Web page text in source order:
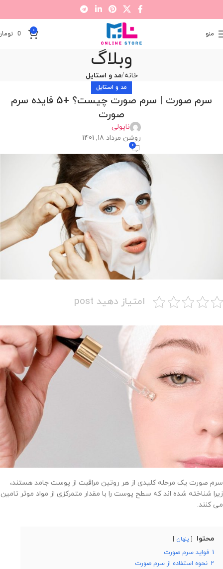
منو 0
0
وبلاگ
خانه مد و استایل
مد و استایل
سرم صورت | سرم صورت چیست؟ +5 فایده سرم
صورت
ناپولی
روشن مرداد 18, 1401
0
امتیاز دهید post
سرم صورت یک مرحله کلیدی از هر روتین مراقبت از پوست جامد هستند،
زیرا شناخته شده اند که سطح پوست را با مقدار متمرکزی از مواد موثر تامین
می کنند.
محتوا پنهان
1 فواید سرم صورت
2 نحوه استفاده از سرم صورت